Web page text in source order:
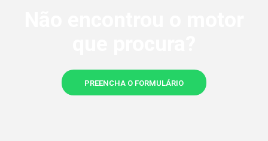
PREENCHA O FORMULÁRIO